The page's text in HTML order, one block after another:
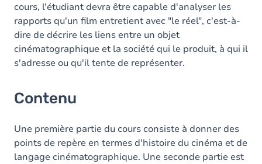
cours, l'étudiant devra être capable d'analyser les
rapports qu'un film entretient avec "le réel", c'est-à-
dire de décrire les liens entre un objet
cinématographique et la société qui le produit, à qui il
s'adresse ou qu'il tente de représenter.
Contenu
Une première partie du cours consiste à donner des
points de repère en termes d'histoire du cinéma et de
langage cinématographique. Une seconde partie est